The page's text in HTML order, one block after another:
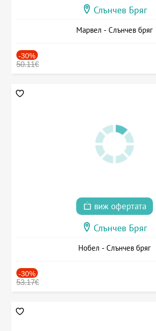
Слънчев Бряг
Марвел - Слънчев бряг
-30%
50.11€
виж офертата
Слънчев Бряг
Нобел - Слънчев бряг
-30%
53.17€